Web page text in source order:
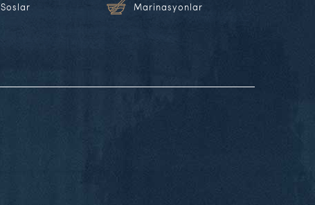
Soslar Marinasyonlar